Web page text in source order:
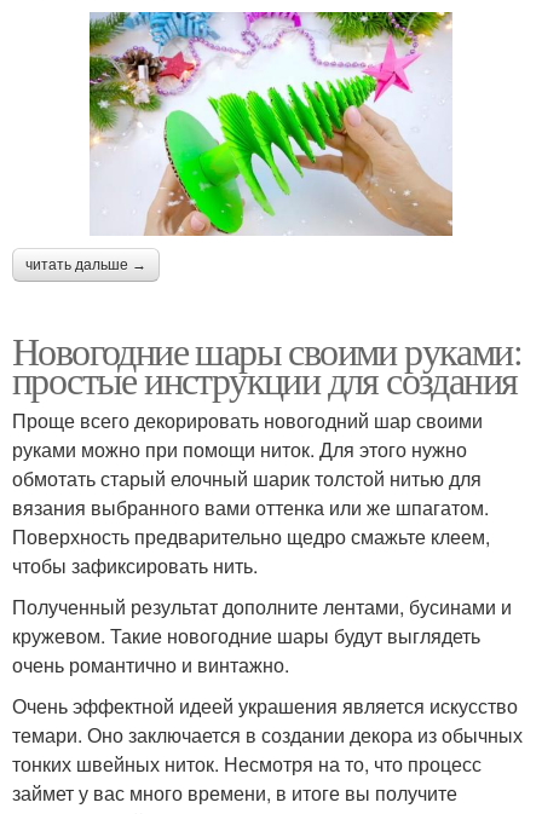
читать дальше →
Новогодние шары своими руками:
простые инструкции для создания
Проще всего декорировать новогодний шар своими
руками можно при помощи ниток. Для этого нужно
обмотать старый елочный шарик толстой нитью для
вязания выбранного вами оттенка или же шпагатом.
Поверхность предварительно щедро смажьте клеем,
чтобы зафиксировать нить.
Полученный результат дополните лентами, бусинами и
кружевом. Такие новогодние шары будут выглядеть
очень романтично и винтажно.
Очень эффектной идеей украшения является искусство
темари. Оно заключается в создании декора из обычных
тонких швейных ниток. Несмотря на то, что процесс
займет у вас много времени, в итоге вы получите